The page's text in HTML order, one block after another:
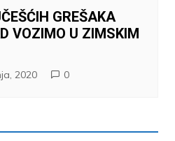
GREŠAKA
VOZIMO U ZIMSKIM
2020 0